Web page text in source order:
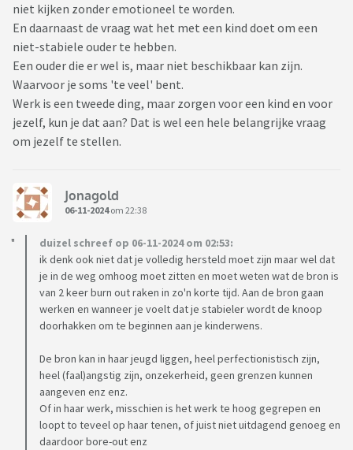
niet kijken zonder emotioneel te worden.
En daarnaast de vraag wat het met een kind doet om een
niet-stabiele ouder te hebben.
Een ouder die er wel is, maar niet beschikbaar kan zijn.
Waarvoor je soms 'te veel' bent.
Werk is een tweede ding, maar zorgen voor een kind en voor
jezelf, kun je dat aan? Dat is wel een hele belangrijke vraag
om jezelf te stellen.
Jonagold
06-11-2024om 22:38
duizel schreef op 06-11-2024 om 02:53:
ik denk ook niet dat je volledig hersteld moet zijn maar wel dat
je in de weg omhoog moet zitten en moet weten wat de bron is
van 2 keer burn out raken in zo'n korte tijd. Aan de bron gaan
werken en wanneer je voelt dat je stabieler wordt de knoop
doorhakken om te beginnen aan je kinderwens.
De bron kan in haar jeugd liggen, heel perfectionistisch zijn,
heel (faal)angstig zijn, onzekerheid, geen grenzen kunnen
aangeven enz enz.
Of in haar werk, misschien is het werk te hoog gegrepen en
loopt to teveel op haar tenen, of juist niet uitdagend genoeg en
daardoor bore-out enz